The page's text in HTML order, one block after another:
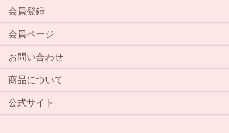
会員登録
会員ページ
お問い合わせ
商品について
公式サイト